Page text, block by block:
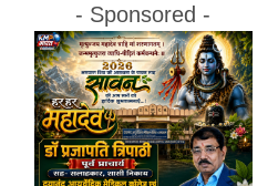
- Sponsored -